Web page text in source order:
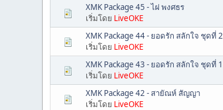
XMK Package 45 - ไผ่ พงศธร
เริ่มโดย LiveOKE
XMK Package 44 - ยอดรัก สลักใจ ชุดที่ 2
เริ่มโดย LiveOKE
XMK Package 43 - ยอดรัก สลักใจ ชุดที่ 1
เริ่มโดย LiveOKE
XMK Package 42 - สายัณห์ สัญญา
เริ่มโดย LiveOKE